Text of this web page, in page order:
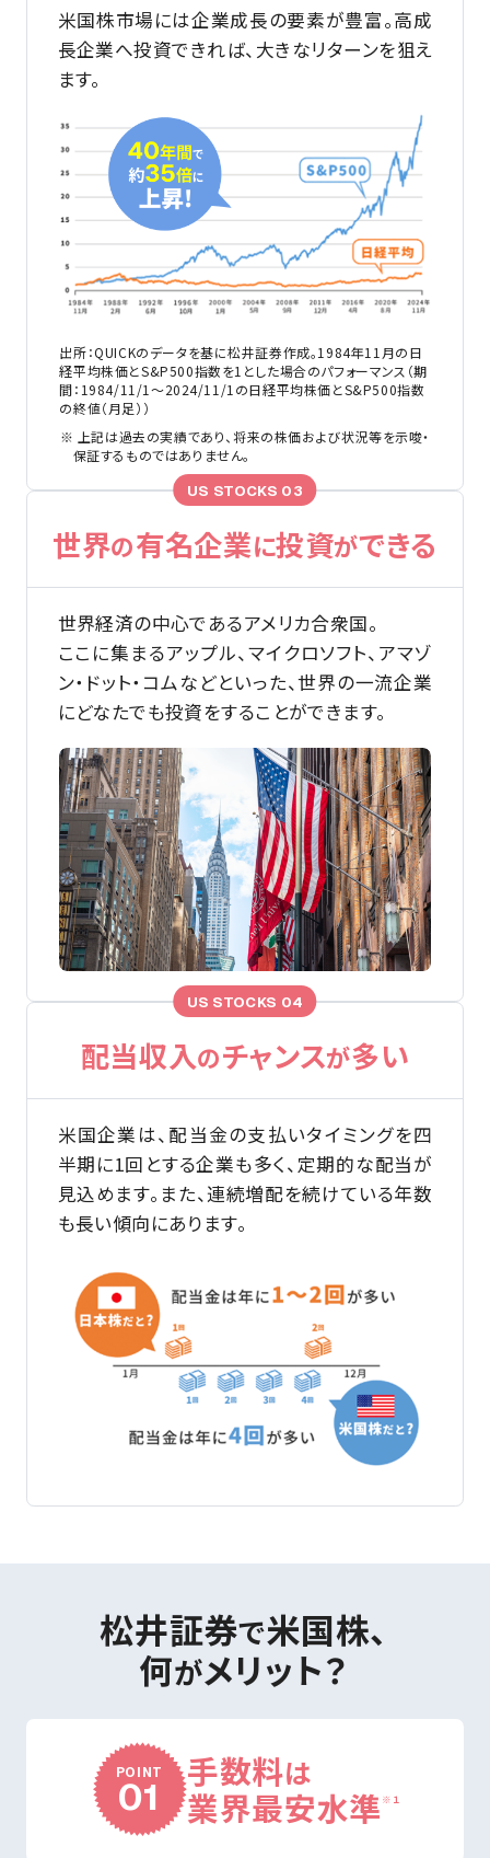
米国株市場には企業成長の要素が豊富。高成
長企業へ投資できれば、大きなリターンを狙え
ます。
出所：QUICKのデータを基に松井証券作成。1984年11月の日
経平均株価とS&P500指数を1とした場合のパフォーマンス（期
間：1984/11/1～2024/11/1の日経平均株価とS&P500指数
の終値（月足））
上記は過去の実績であり、将来の株価および状況等を示唆・
保証するものではありません。
US STOCKS 03
世界の有名企業に投資ができる
世界経済の中心であるアメリカ合衆国。
ここに集まるアップル、マイクロソフト、アマゾ
ン・ドット・コムなどといった、世界の一流企業
にどなたでも投資をすることができます。
US STOCKS 04
配当収入のチャンスが多い
米国企業は、配当金の支払いタイミングを四
半期に1回とする企業も多く、定期的な配当が
見込めます。また、連続増配を続けている年数
も長い傾向にあります。
松井証券で米国株、
何がメリット？
POINT
01
手数料は
業界最安水準 ※１